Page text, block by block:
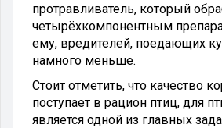
протравливатель, который
четырёхкомпонентным
ему, вредителей, поедающих
намного меньше.
Стоит отметить, что качество
поступает в рацион птиц, для
является одной из главных